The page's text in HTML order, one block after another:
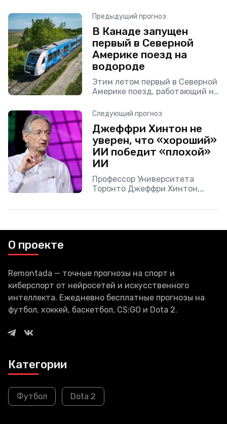
Предыдущий прогноз
В Канаде запущен
первый в Северной
Америке поезд на
водороде
Этим летом первый в Северной
Америке поезд, работающий на
по сельской местности
Канады. Французский
пассажирский поезд — это
краткосрочная демонстрация,
которая продлится до
Следующий прогноз
Джеффри Хинтон не
уверен, что «хороший»
ИИ победит «плохой»
ИИ
Профессор Университета
Торонто Джеффри Хинтон,
«крестным отцом ИИ» за его
О проекте
Remontada — точные прогнозы на спорт и
киберспорт от нейросетей и искусственного
интеллекта. Ежедневно бесплатные прогнозы на
футбол, хоккей, баскетбол, CS:GO и Dota 2.
Категории
Футбол Dota 2